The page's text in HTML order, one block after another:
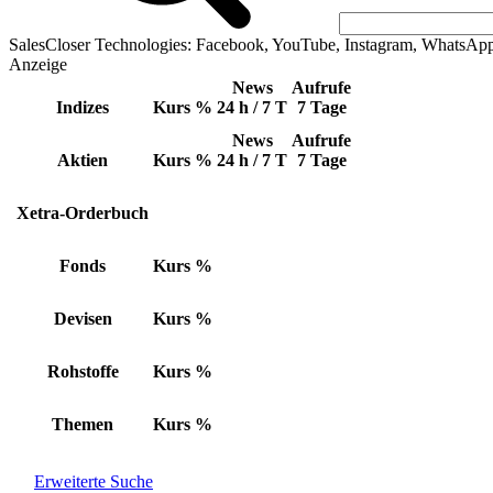
SalesCloser Technologies: Facebook, YouTube, Instagram,
Anzeige
Indizes Kurs %
News
24 h / 7 T
Aufrufe
7 Tage
Aktien Kurs %
News
24 h / 7 T
Aufrufe
7 Tage
Xetra-Orderbuch
Fonds Kurs %
Devisen Kurs %
Rohstoffe Kurs %
Themen Kurs %
Erweiterte Suche